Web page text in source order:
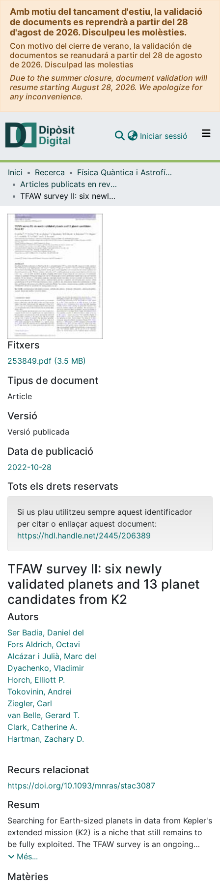
Amb motiu del tancament d'estiu, la validació
de documents es reprendrà a partir del 28
d'agost de 2026. Disculpeu les molèsties.
Con motivo del cierre de verano, la validación de
documentos se reanudará a partir del 28 de agosto
de 2026. Disculpad las molestias
Due to the summer closure, document validation will
resume starting August 28, 2026. We apologize for
any inconvenience.
Navega per tot el DD
Com publicar
Iniciar sessió (current)
Inici Recerca
Física Quàntica i Astrofísica
Articles publicats en revistes (Física Quàntica i Astrofísica)
TFAW survey II: six newly validated planets and 13 planet candidates from K2
Fitxers
253849.pdf (3.5 MB)
Tipus de document
Article
Versió
Versió publicada
Data de publicació
2022-10-28
Tots els drets reservats
Si us plau utilitzeu sempre aquest identificador
per citar o enllaçar aquest document:
https://hdl.handle.net/2445/206389
TFAW survey II: six newly
validated planets and 13 planet
candidates from K2
Autors
Ser Badia, Daniel del
Fors Aldrich, Octavi
Alcázar i Julià, Marc del
Dyachenko, Vladimir
Horch, Elliott P.
Tokovinin, Andrei
Ziegler, Carl
van Belle, Gerard T.
Clark, Catherine A.
Hartman, Zachary D.
Recurs relacionat
https://doi.org/10.1093/mnras/stac3087
Resum
Searching for Earth-sized planets in data from Kepler's
extended mission (K2) is a niche that still remains to
be fully exploited. The TFAW survey is an ongoing
project that aims to re-analyse all light curves in K2
detrending and denoising method, and the period
Més...
Matèries